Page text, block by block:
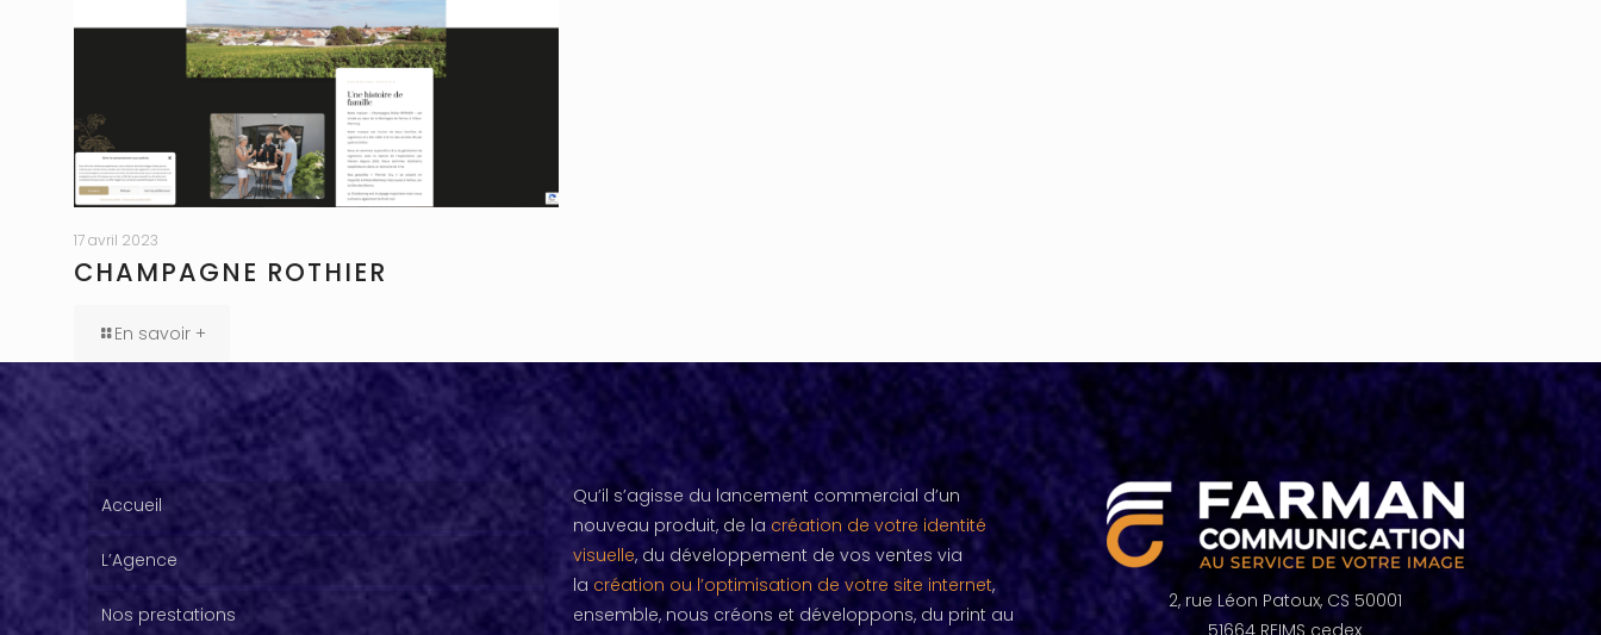
17 avril 2023
CHAMPAGNE ROTHIER
En savoir +
Accueil
L’Agence
Nos prestations
Qu’il s’agisse du lancement commercial d’un
nouveau produit, de la création de votre identité
visuelle, du développement de vos ventes via
la création ou l’optimisation de votre site internet,
ensemble, nous créons et développons, du print au
2, rue Léon Patoux, CS 50001